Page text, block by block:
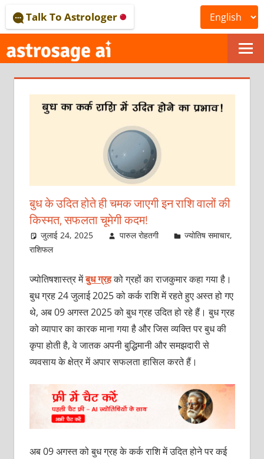
to
content
ONLINE
ASTROLOGICAL
JOURNAL
–
ASTROSAGE
MAGAZINE
Talk To Astrologer
बुध के उदित होते ही चमक जाएगी इन राशि वालों की
किस्‍मत, सफलता चूमेगी कदम!
जुलाई 24, 2025 पारुल रोहतगी ज्योतिष समाचार,
राशिफल
ज्‍योतिषशास्‍त्र मेंबुध ग्रहको ग्रहों का राजकुमार कहा गया है।
बुध ग्रह 24 जुलाई 2025 को कर्क राशि में रहते हुए अस्त हो गए
थे, अब 09 अगस्त 2025 को बुध ग्रह उदित हो रहे हैं। बुध ग्रह
को व्‍यापार का कारक माना गया है और जिस व्‍यक्‍ति पर बुध की
कृपा होती है, वे जातक अपनी बुद्धिमानी और समझदारी से
व्‍यवसाय के क्षेत्र में अपार सफलता हासिल करते हैं।
अब 09 अगस्‍त को बुध ग्रह के कर्क राशि में उदित होने पर कई